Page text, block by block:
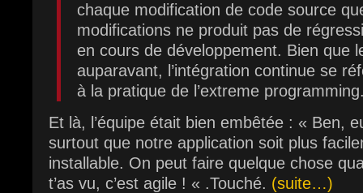
chaque modification de code source
modifications ne produit pas de
en cours de développement. Bien que
auparavant, l’intégration continue se
à la pratique de l’extreme
Et là, l’équipe était bien embêtée : « Ben,
surtout que notre application soit plus
installable. On peut faire quelque chose
t’as vu, c’est agile ! « .Touché. (suite…)